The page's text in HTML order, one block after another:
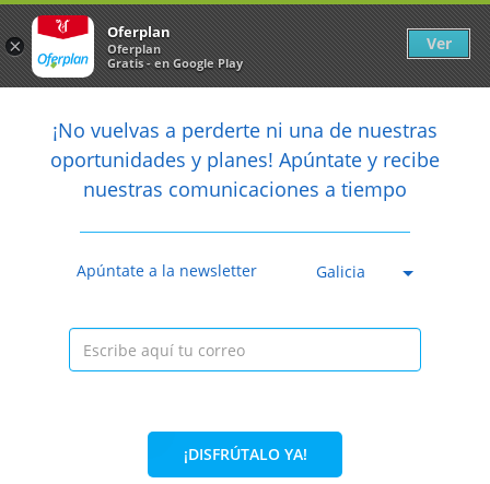

Caducada
Anterior
53% 265€ 124€
arrow_back Newsletter
¡No vuelvas a perderte ni una de nuestras
oportunidades y planes! Apúntate y recibe
nuestras comunicaciones a tiempo
Apúntate a la newsletter Galicia
¡DISFRÚTALO YA!
×
Oferplan
Oferplan
Gratis - en Google Play
Ver